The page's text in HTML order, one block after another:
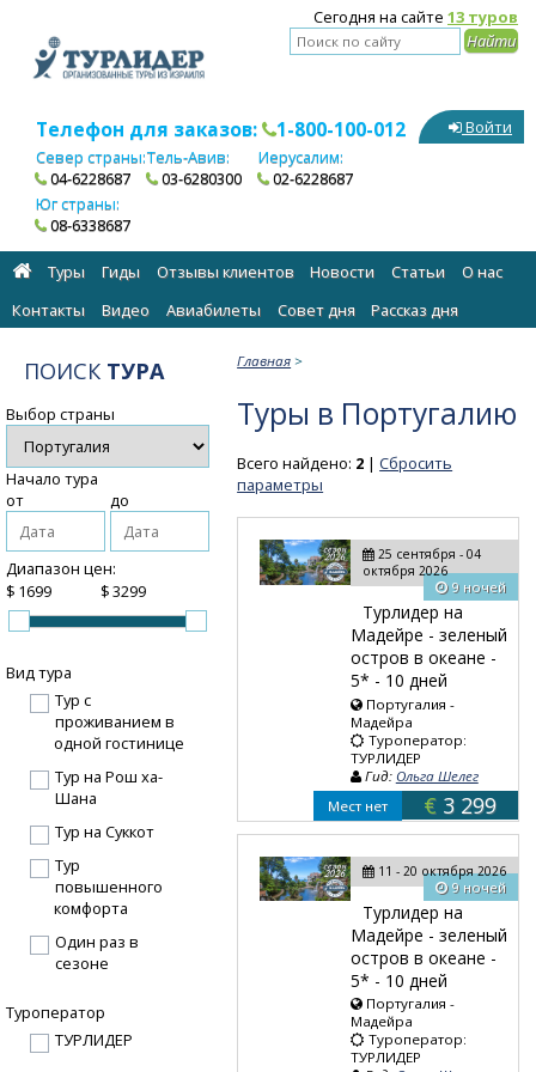
Сегодня на сайте 13 туров
Телефон для заказов: 1-800-100-012
Север страны:
04-6228687
Тель-Авив:
03-6280300
Иерусалим:
02-6228687
Юг страны:
08-6338687
Войти
Туры Гиды Отзывы клиентов Новости Статьи
О нас
Контакты
Видео Авиабилеты Cовет дня Рассказ дня
Главная >
Туры в Португалию
Всего найдено: 2 |Сбросить
параметры
25 сентября - 04
октября 2026
9 ночей
Турлидер на
Мадейре - зеленый
остров в океане -
5* - 10 дней
Португалия -
Мадейра
Туроператор:
ТУРЛИДЕР
Гид: Ольга Шелег
Мест нет
€ 3 299
11 - 20 октября 2026
9 ночей
Турлидер на
Мадейре - зеленый
остров в океане -
5* - 10 дней
Португалия -
Мадейра
Туроператор:
ТУРЛИДЕР
ПОИСК ТУРА
Выбор страны
Начало тура
от
до
Диапазон цен:
$
$
Вид тура
Тур с
проживанием в
одной гостинице
Тур на Рош ха-
Шана
Тур на Суккот
Тур
повышенного
комфорта
Один раз в
сезоне
Туроператор
ТУРЛИДЕР